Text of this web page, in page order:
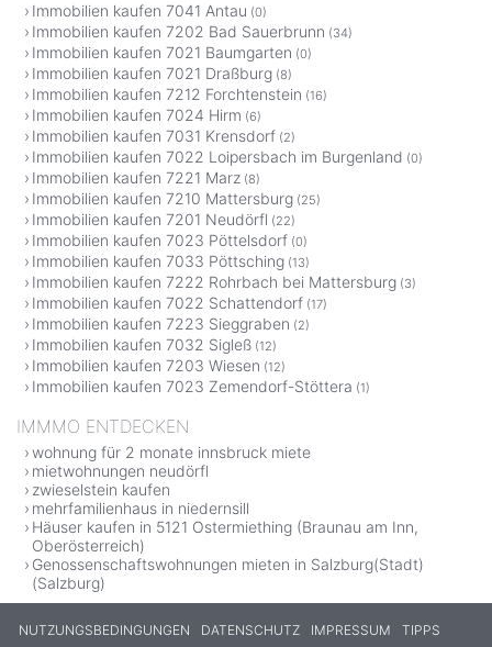
Immobilien kaufen 7041 Antau (0)
Immobilien kaufen 7202 Bad Sauerbrunn (34)
Immobilien kaufen 7021 Baumgarten (0)
Immobilien kaufen 7021 Draßburg (8)
Immobilien kaufen 7212 Forchtenstein (16)
Immobilien kaufen 7024 Hirm (6)
Immobilien kaufen 7031 Krensdorf (2)
Immobilien kaufen 7022 Loipersbach im Burgenland (0)
Immobilien kaufen 7221 Marz (8)
Immobilien kaufen 7210 Mattersburg (25)
Immobilien kaufen 7201 Neudörfl (22)
Immobilien kaufen 7023 Pöttelsdorf (0)
Immobilien kaufen 7033 Pöttsching (13)
Immobilien kaufen 7222 Rohrbach bei Mattersburg (3)
Immobilien kaufen 7022 Schattendorf (17)
Immobilien kaufen 7223 Sieggraben (2)
Immobilien kaufen 7032 Sigleß (12)
Immobilien kaufen 7203 Wiesen (12)
Immobilien kaufen 7023 Zemendorf-Stöttera (1)
IMMMO ENTDECKEN
wohnung für 2 monate innsbruck miete
mietwohnungen neudörfl
zwieselstein kaufen
mehrfamilienhaus in niedernsill
Häuser kaufen in 5121 Ostermiething (Braunau am Inn,
Oberösterreich)
Genossenschaftswohnungen mieten in Salzburg(Stadt)
(Salzburg)
NUTZUNGSBEDINGUNGEN DATENSCHUTZ IMPRESSUM TIPPS